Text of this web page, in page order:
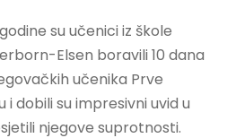
su učenici iz škole
Elsen boravili 10 dana
učenika Prve
i dobili su impresivni uvid u
njegove suprotnosti.